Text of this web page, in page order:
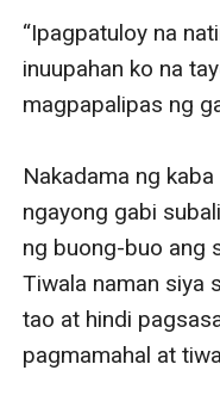
“Ipagpatuloy na
inuupahan ko na
magpapalipas ng
Nakadama ng
ngayong gabi
ng buong-buo ang
Tiwala naman siya
tao at hindi
pagmamahal at